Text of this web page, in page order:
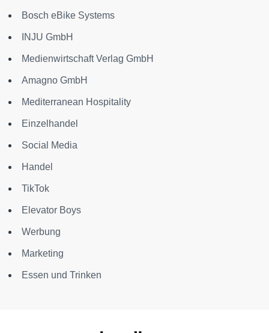
Bosch eBike Systems
INJU GmbH
Medienwirtschaft Verlag GmbH
Amagno GmbH
Mediterranean Hospitality
Einzelhandel
Social Media
Handel
TikTok
Elevator Boys
Werbung
Marketing
Essen und Trinken